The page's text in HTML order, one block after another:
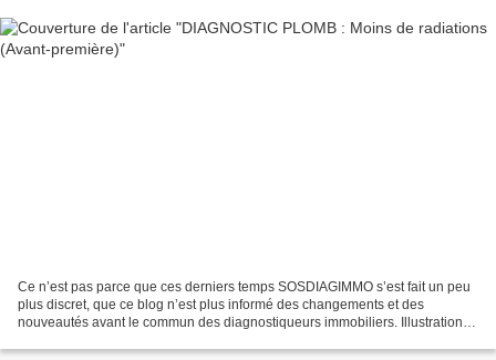
Ce n’est pas parce que ces derniers temps SOSDIAGIMMO s’est fait un peu
plus discret, que ce blog n’est plus informé des changements et des
nouveautés avant le commun des diagnostiqueurs immobiliers. Illustration